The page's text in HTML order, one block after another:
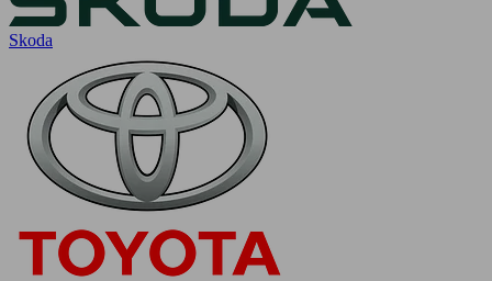
Skoda